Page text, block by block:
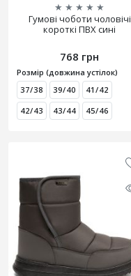
★ ★ ★ ★ ★
Гумові чоботи чоловічі
короткі ПВХ сині
768 грн
Розмір (довжина устілок)
37/38
39/40
41/42
42/43
43/44 45/46